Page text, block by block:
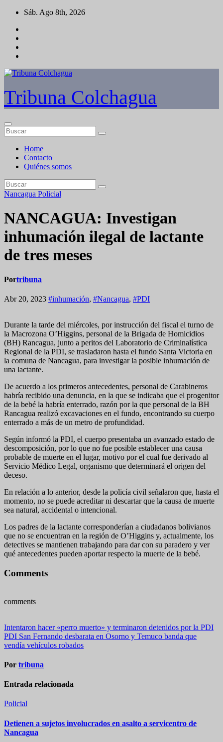
Saltar
contenido
Sáb. Ago 8th, 2026
Tribuna Colchagua
Home
Contacto
Quiénes somos
Nancagua Policial
NANCAGUA: Investigan
inhumación ilegal de lactante
de tres meses
Portribuna
Abr 20, 2023 #inhumación, #Nancagua, #PDI
Durante la tarde del miércoles, por instrucción del fiscal el turno de
la Macrozona O’Higgins, personal de la Brigada de Homicidios
(BH) Rancagua, junto a peritos del Laboratorio de Criminalística
Regional de la PDI, se trasladaron hasta el fundo Santa Victoria en
la comuna de Nancagua, para investigar la posible inhumación de
una lactante.
De acuerdo a los primeros antecedentes, personal de Carabineros
habría recibido una denuncia, en la que se indicaba que el progenitor
de la bebé la habría enterrado, razón por la que personal de la BH
Rancagua realizó excavaciones en el fundo, encontrando su cuerpo
enterrado a más de un metro de profundidad.
Según informó la PDI, el cuerpo presentaba un avanzado estado de
descomposición, por lo que no fue posible establecer una causa
probable de muerte en el lugar, motivo por el cual fue derivado al
Servicio Médico Legal, organismo que determinará el origen del
deceso.
En relación a lo anterior, desde la policía civil señalaron que, hasta el
momento, no se puede acreditar ni descartar que la causa de muerte
sea natural, accidental o intencional.
Los padres de la lactante corresponderían a ciudadanos bolivianos
que no se encuentran en la región de O’Higgins y, actualmente, los
detectives se mantienen trabajando para dar con su paradero y ver
qué antecedentes pueden aportar respecto la muerte de la bebé.
Comments
comments
Navegación
de
Intentaron hacer «perro muerto» y terminaron detenidos por la PDI
PDI San Fernando desbarata en Osorno y Temuco banda que
vendía vehículos robados
Por tribuna
Entrada relacionada
Policial
Detienen a sujetos involucrados en asalto a servicentro de
Nancagua